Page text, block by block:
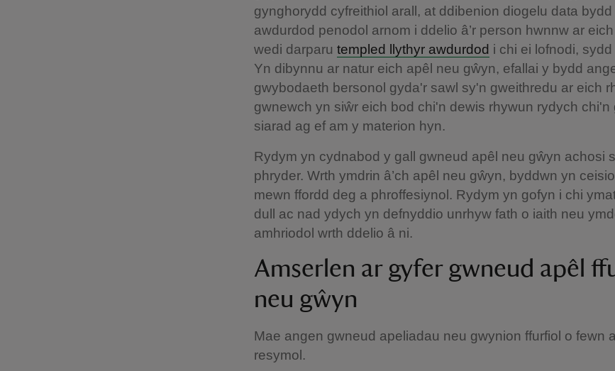
gynghorydd cyfreithiol arall, at ddibenion diogelu data
awdurdod penodol arnom i ddelio â’r person hwnnw ar
wedi darparu templed llythyr awdurdod i chi ei lofnodi,
Yn dibynnu ar natur eich apêl neu gŵyn, efallai y bydd
gwybodaeth bersonol gyda'r sawl sy'n gweithredu ar eich
gwnewch yn siŵr eich bod chi'n dewis rhywun rydych chi'n
siarad ag ef am y materion hyn.
Rydym yn cydnabod y gall gwneud apêl neu gŵyn achosi
phryder. Wrth ymdrin â’ch apêl neu gŵyn, byddwn yn
mewn ffordd deg a phroffesiynol. Rydym yn gofyn i chi
dull ac nad ydych yn defnyddio unrhyw fath o iaith neu
amhriodol wrth ddelio â ni.
Amserlen ar gyfer gwneud apêl
neu gŵyn
Mae angen gwneud apeliadau neu gwynion ffurfiol o fewn
resymol.